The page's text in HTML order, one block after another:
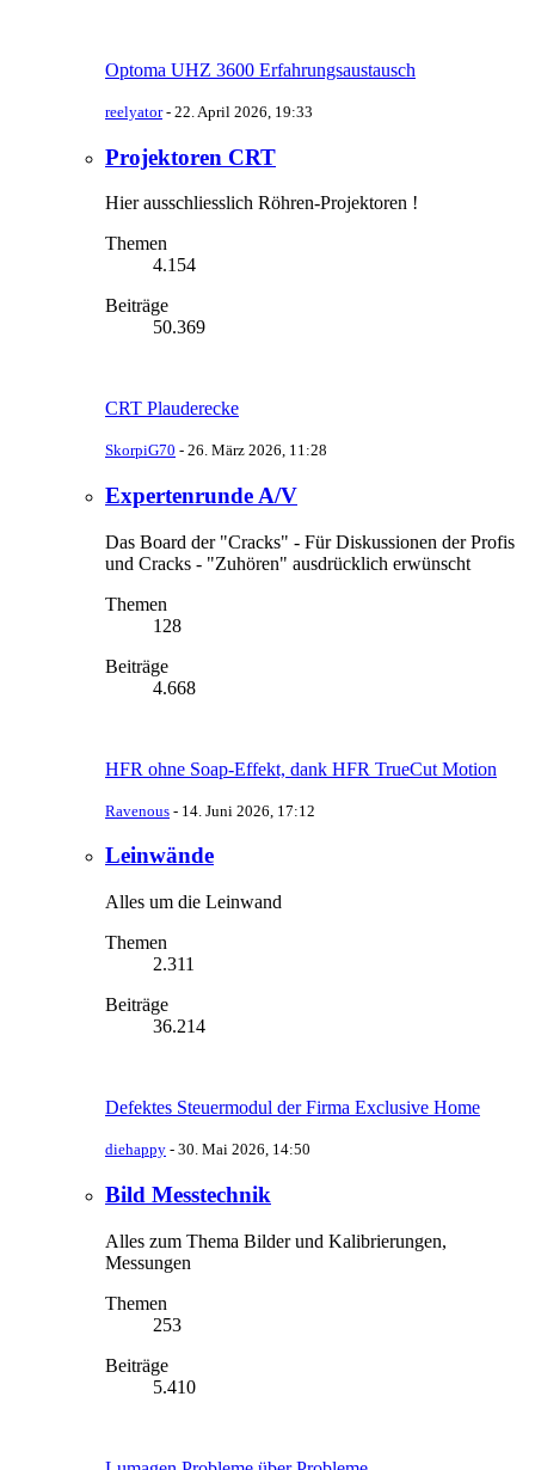
Optoma UHZ 3600 Erfahrungsaustausch
reelyator- 22. April 2026, 19:33
Projektoren CRT
Hier ausschliesslich Röhren-Projektoren !
Themen
4.154
Beiträge
50.369
CRT Plauderecke
SkorpiG70 - 26. März 2026, 11:28
Expertenrunde A/V
Das Board der "Cracks" - Für Diskussionen der Profis
und Cracks - "Zuhören" ausdrücklich erwünscht
Themen
128
Beiträge
4.668
HFR ohne Soap-Effekt, dank HFR TrueCut Motion
Ravenous - 14. Juni 2026, 17:12
Leinwände
Alles um die Leinwand
Themen
2.311
Beiträge
36.214
Defektes Steuermodul der Firma Exclusive Home
diehappy - 30. Mai 2026, 14:50
Bild Messtechnik
Alles zum Thema Bilder und Kalibrierungen,
Messungen
Themen
253
Beiträge
5.410